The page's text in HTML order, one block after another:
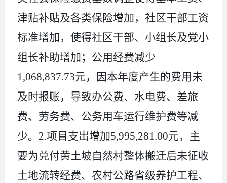
津贴补贴及各类保险增加，社区干部工资
标准增加，使得社区干部、小组长及党小
组长补助增加；公用经费减少
1,068,837.73元，因本年度产生的费用未
及时报账，导致办公费、水电费、差旅
费、劳务费、公务用车运行维护费等减
少。 2.项目支出增加5,995,281.00元，主
要为兑付黄土坡自然村整体搬迁后未征收
土地流转经费、 农村公路省级养护工程、